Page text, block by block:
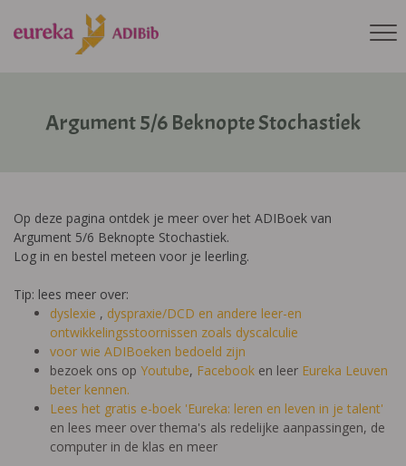
Argument 5/6 Beknopte Stochastiek
Op deze pagina ontdek je meer over het ADIBoek van
Argument 5/6 Beknopte Stochastiek.
Log in en bestel meteen voor je leerling.
Tip: lees meer over:
dyslexie , dyspraxie/DCD en andere leer-en
ontwikkelingsstoornissen zoals dyscalculie
voor wie ADIBoeken bedoeld zijn
bezoek ons op Youtube, Facebook en leer Eureka Leuven
beter kennen.
Lees het gratis e-boek 'Eureka: leren en leven in je talent'
en lees meer over thema's als redelijke aanpassingen, de
computer in de klas en meer